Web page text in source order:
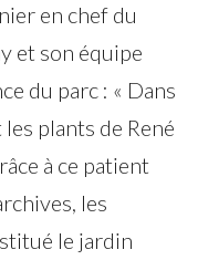
en chef du
et son équipe
du parc : « Dans
plants de René
à ce patient
les
le jardin